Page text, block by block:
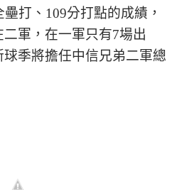
打、109分打點的成績，
軍，在一軍只有7場出
季將擔任中信兄弟二軍總